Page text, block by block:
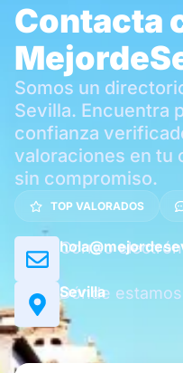
Contacta
Somos un
Sevilla. Encuentra
confianza
valoraciones en tu
sin compromiso.
TOP VALORADOS
Correo
Dónde estamos
Sevilla